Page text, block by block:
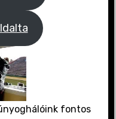
fontos